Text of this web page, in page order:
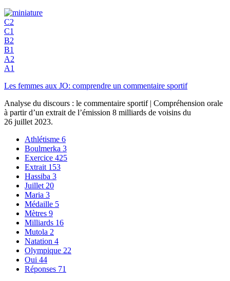
C2
C1
B2
B1
A2
A1
Les femmes aux JO: comprendre un commentaire sportif
Analyse du discours : le commentaire sportif | Compréhension orale
à partir d’un extrait de l’émission 8 milliards de voisins du
26 juillet 2023.
Athlétisme 6
Boulmerka 3
Exercice 425
Extrait 153
Hassiba 3
Juillet 20
Maria 3
Médaille 5
Mètres 9
Milliards 16
Mutola 2
Natation 4
Olympique 22
Oui 44
Réponses 71